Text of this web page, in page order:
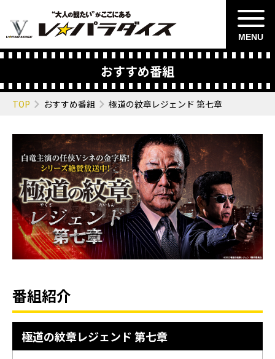
MENU
おすすめ番組
TOP おすすめ番組 極道の紋章レジェンド 第七章
番組紹介
極道の紋章レジェンド 第七章